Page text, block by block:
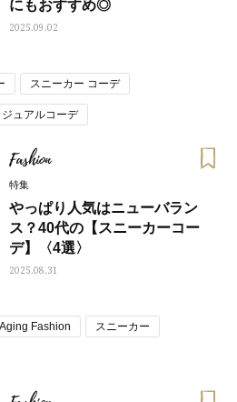
にもおすすめ◎
2025.09.02
スニーカー コーデ
ュアルコーデ
Fashion
特集
やっぱり人気はニューバラン
ス？40代の【スニーカーコー
デ】〈4選〉
2025.08.31
Aging Fashion スニーカー